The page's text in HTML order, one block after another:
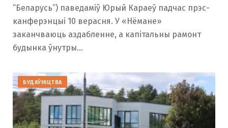
“Беларусь”) паведаміў Юрый Караеў падчас прэс-
канферэнцыі 10 верасня. У «Нёмане»
заканчваюць аздабленне, а капітальны рамонт
будынка ўнутры…
БУДАЎНІЦТВА